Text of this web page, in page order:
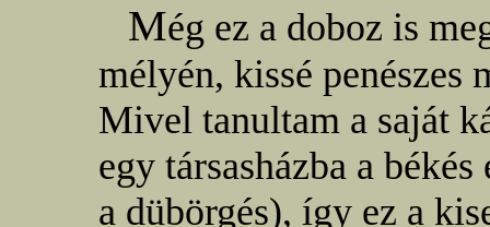
Még ez a doboz is
mélyén, kissé penészes
Mivel tanultam a saját
egy társasházba a
a dübörgés), így ez a